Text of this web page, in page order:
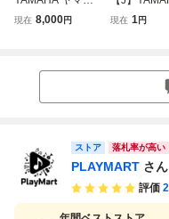
オーディオ機器 A
現在 8,000円
P-AX1 AVア
現在 1円
ストア 落札率が高い
PLAYMART さん
評価